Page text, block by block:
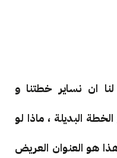
ان نساير خطتنا و
البديلة ، ماذا لو
هو العنوان العريض